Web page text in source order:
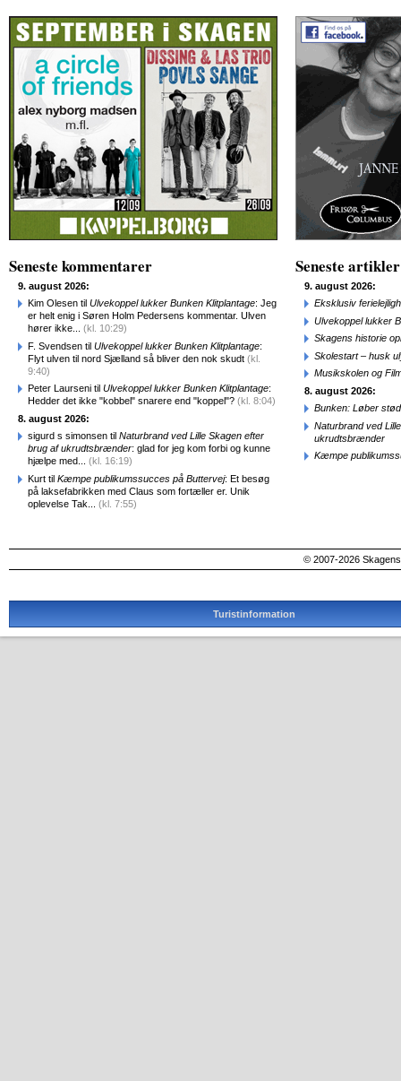
Seneste kommentarer
9. august 2026:
Kim Olesen til Ulvekoppel lukker Bunken Klitplantage: Jeg
er helt enig i Søren Holm Pedersens kommentar. Ulven
hører ikke... (kl. 10:29)
F. Svendsen til Ulvekoppel lukker Bunken Klitplantage:
Flyt ulven til nord Sjælland så bliver den nok skudt (kl.
9:40)
Peter Laurseni til Ulvekoppel lukker Bunken Klitplantage:
Hedder det ikke "kobbel" snarere end "koppel"? (kl. 8:04)
8. august 2026:
sigurd s simonsen til Naturbrand ved Lille Skagen efter
brug af ukrudtsbrænder: glad for jeg kom forbi og kunne
hjælpe med... (kl. 16:19)
Kurt til Kæmpe publikumssucces på Buttervej: Et besøg
på laksefabrikken med Claus som fortæller er. Unik
oplevelse Tak... (kl. 7:55)
Seneste artikler
9. august 2026:
Eksklusiv
Ulvekoppel lukker
Skagens historie
Skolestart – husk
Musikskolen og
8. august 2026:
Bunken: Løber
Naturbrand ved
ukrudtsbrænder
Kæmpe
© 2007-2026
Turistinformation